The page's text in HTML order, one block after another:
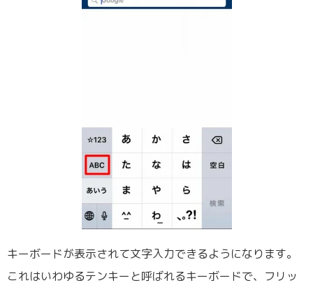
キーボードが表示されて文字入力できるようになります。
これはいわゆるテンキーと呼ばれるキーボードで、フリッ